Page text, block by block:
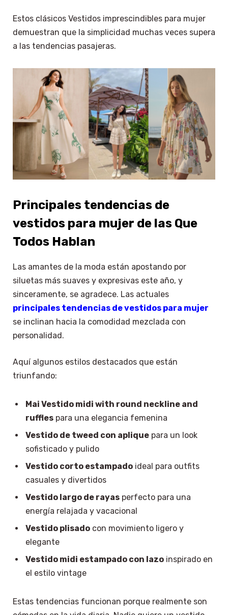
Estos clásicos Vestidos imprescindibles para mujer
demuestran que la simplicidad muchas veces supera
a las tendencias pasajeras.
Principales tendencias de
vestidos para mujer de las Que
Todos Hablan
Las amantes de la moda están apostando por
siluetas más suaves y expresivas este año, y
sinceramente, se agradece. Las actuales
principales tendencias de vestidos para mujer
se inclinan hacia la comodidad mezclada con
personalidad.
Aquí algunos estilos destacados que están
triunfando:
Mai Vestido midi with round neckline and
ruffles para una elegancia femenina
Vestido de tweed con aplique para un look
sofisticado y pulido
Vestido corto estampado ideal para outfits
casuales y divertidos
Vestido largo de rayas perfecto para una
energía relajada y vacacional
Vestido plisado con movimiento ligero y
elegante
Vestido midi estampado con lazo inspirado en
el estilo vintage
Estas tendencias funcionan porque realmente son